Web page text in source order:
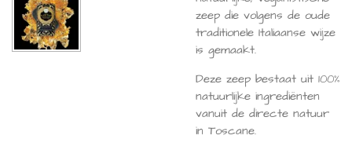
zeep die volgens de oude
traditionele Italiaanse wijze
is gemaakt.
Deze zeep bestaat uit 100%
natuurlijke ingrediënten
vanuit de directe natuur
in Toscane.